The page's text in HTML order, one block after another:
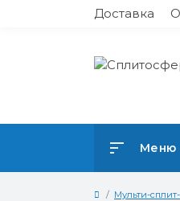
Доставка
Меню
Мульти-